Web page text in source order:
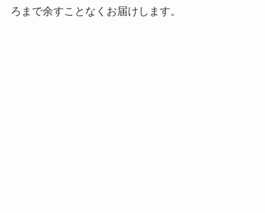
ろまで余すことなくお届けします。